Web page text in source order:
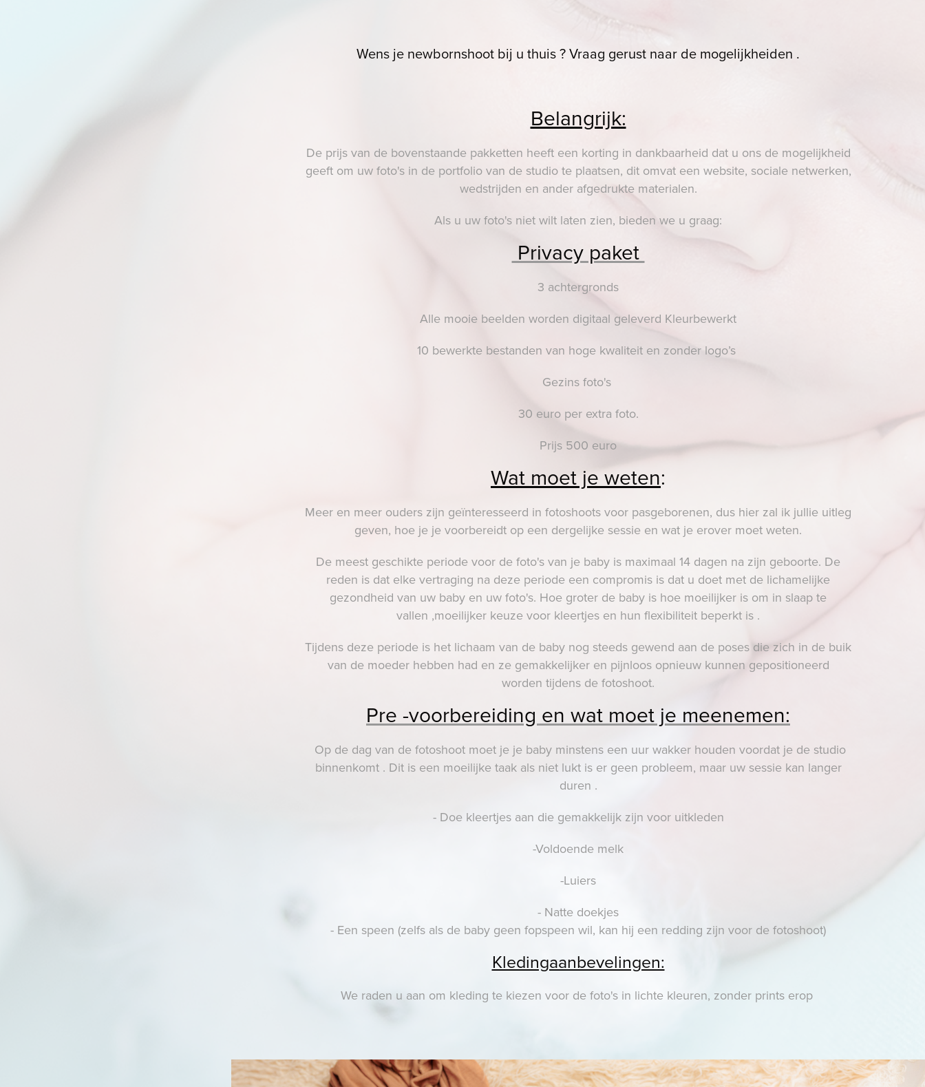
Wens je newbornshoot bij u thuis ? Vraag gerust naar de mogelijkheiden .
Belangrijk:
De prijs van de bovenstaande pakketten heeft een korting in dankbaarheid dat u ons de mogelijkheid
geeft om uw foto's in de portfolio van de studio te plaatsen, dit omvat een website, sociale netwerken,
wedstrijden en ander afgedrukte materialen.
Als u uw foto's niet wilt laten zien, bieden we u graag:
Privacy paket
3 achtergronds
Alle mooie beelden worden digitaal geleverd Kleurbewerkt
10 bewerkte bestanden van hoge kwaliteit en zonder logo’s
Gezins foto's
30 euro per extra foto.
Prijs 500 euro
Wat moet je weten:
Meer en meer ouders zijn geïnteresseerd in fotoshoots voor pasgeborenen, dus hier zal ik jullie uitleg
geven, hoe je je voorbereidt op een dergelijke sessie en wat je erover moet weten.
De meest geschikte periode voor de foto's van je baby is maximaal 14 dagen na zijn geboorte. De
reden is dat elke vertraging na deze periode een compromis is dat u doet met de lichamelijke
gezondheid van uw baby en uw foto's. Hoe groter de baby is hoe moeilijker is om in slaap te
vallen ,moeilijker keuze voor kleertjes en hun flexibiliteit beperkt is .
Tijdens deze periode is het lichaam van de baby nog steeds gewend aan de poses die zich in de buik
van de moeder hebben had en ze gemakkelijker en pijnloos opnieuw kunnen gepositioneerd
worden tijdens de fotoshoot.
Pre -voorbereiding en wat moet je meenemen:
Op de dag van de fotoshoot moet je je baby minstens een uur wakker houden voordat je de studio
binnenkomt . Dit is een moeilijke taak als niet lukt is er geen probleem, maar uw sessie kan langer
duren .
- Doe kleertjes aan die gemakkelijk zijn voor uitkleden
-Voldoende melk
-Luiers
- Natte doekjes
- Een speen (zelfs als de baby geen fopspeen wil, kan hij een redding zijn voor de fotoshoot)
Kledingaanbevelingen:
We raden u aan om kleding te kiezen voor de foto's in lichte kleuren, zonder prints erop